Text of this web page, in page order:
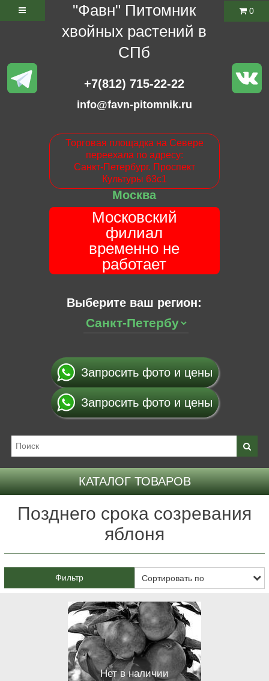
"Фавн" Питомник
хвойных растений в
СПб
+7(812) 715-22-22
info@favn-pitomnik.ru
Торговая площадка на Севере
переехала по адресу:
Санкт-Петербург. Проспект
Культуры 63с1
Москва
Московский
филиал
временно не
работает
Выберите ваш регион:
0
Запросить фото и цены
Запросить фото и цены
КАТАЛОГ ТОВАРОВ
Позднего срока созревания
яблоня
Фильтр
Нет в наличии